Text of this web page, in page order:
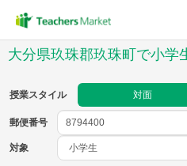
大分県玖珠郡玖珠町で小学
授業スタイル 対面
郵便番号
対象
郵便番号